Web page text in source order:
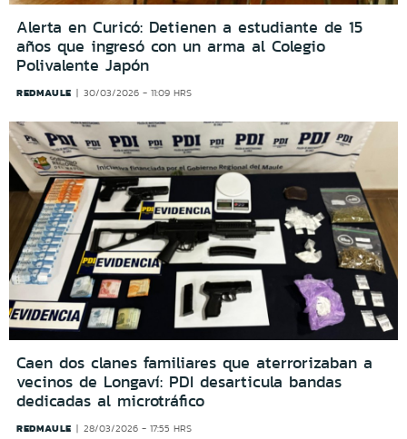
Alerta en Curicó: Detienen a estudiante de 15
años que ingresó con un arma al Colegio
Polivalente Japón
REDMAULE 30/03/2026 - 11:09 HRS
Caen dos clanes familiares que aterrorizaban a
vecinos de Longaví: PDI desarticula bandas
dedicadas al microtráfico
REDMAULE 28/03/2026 - 17:55 HRS